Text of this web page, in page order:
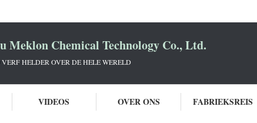
Meklon Chemical Technology Co., Ltd.
HELDER OVER DE HELE WERELD
VIDEOS OVER ONS FABRIEKSREIS